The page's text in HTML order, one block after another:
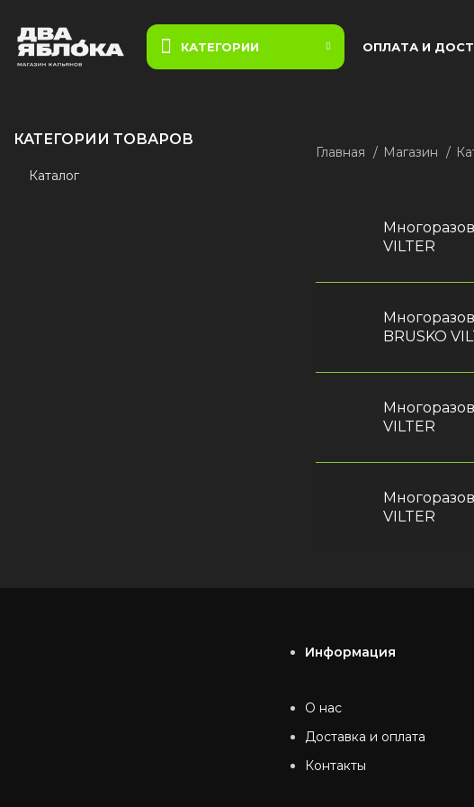
КАТЕГОРИИ ОПЛАТА И
Главная Магазин
VILTER
BRUSKO
VILTER
VILTER
КАТЕГОРИИ ТОВАРОВ
Каталог
Информация
О нас
Доставка и оплата
Контакты